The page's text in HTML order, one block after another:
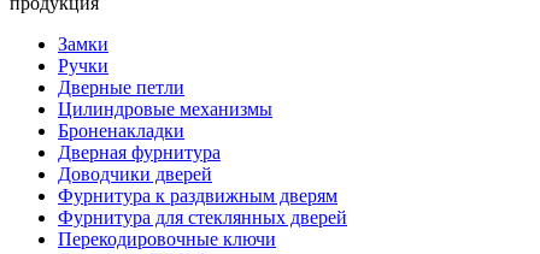
Замки
Ручки
Дверные петли
Цилиндровые механизмы
Броненакладки
Дверная фурнитура
Доводчики дверей
Фурнитура к раздвижным дверям
Фурнитура для стеклянных дверей
Перекодировочные ключи